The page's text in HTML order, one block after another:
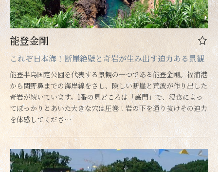
能登金剛
これぞ日本海！断崖絶壁と奇岩が生み出す迫力ある景観
能登半島国定公園を代表する景観の一つである能登金剛。福浦港
から関野鼻までの海岸線をさし、険しい断崖と荒波が作り出した
奇岩が続いています。1番の見どころは「巌門」で、浸食によっ
てぽっかりとあいた大きな穴は圧巻！岩の下を通り抜けその迫力
を体感してくださ…